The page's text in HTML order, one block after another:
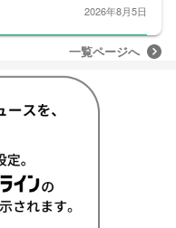
2026年8月5日
一覧ページへ